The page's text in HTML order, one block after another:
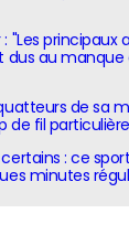
"Les principaux
dus au manque
de sa
de fil
: ce
minutes